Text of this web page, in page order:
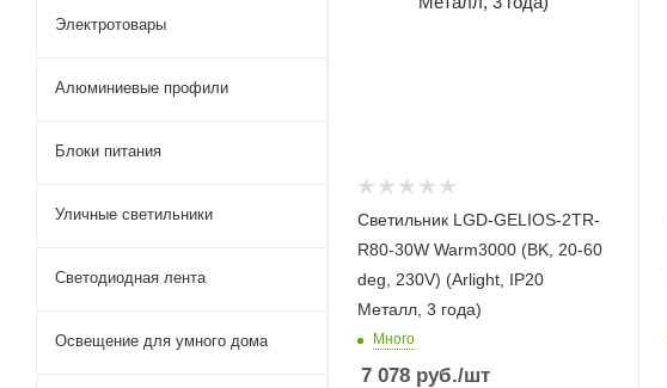
Светильник LGD-GELIOS-2TR-
R80-30W Warm3000 (BK, 20-60
deg, 230V) (Arlight, IP20
Металл, 3 года)
Много
7 078 руб./шт
Электротовары
Алюминиевые профили
Блоки питания
Уличные светильники
Светодиодная лента
Освещение для умного дома